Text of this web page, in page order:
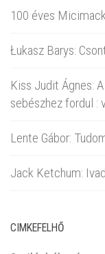
100 éves
Łukasz Barys:
Kiss Judit Ágnes:
sebészhez fordul :
Lente Gábor:
Jack Ketchum:
CIMKEFELHŐ